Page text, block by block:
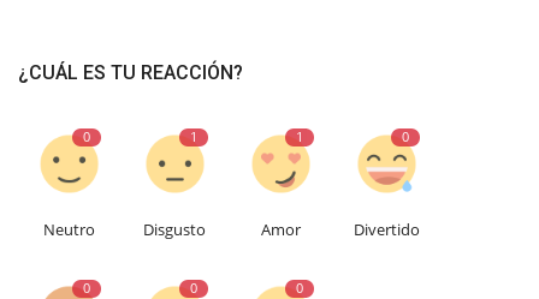
¿CUÁL ES TU REACCIÓN?
0
Neutro
1
Disgusto
1
Amor
0
Divertido
0 0 0